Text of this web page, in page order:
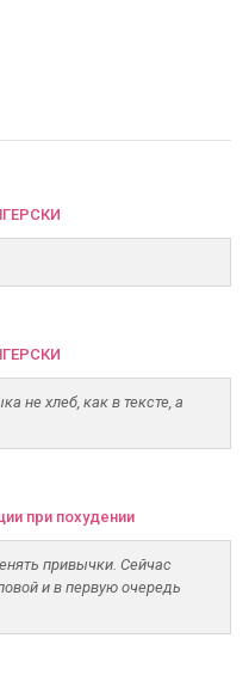
не хлеб, как в тексте, а
при похудении
привычки. Сейчас
и в первую очередь